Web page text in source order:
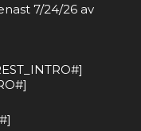
7/24/26 av